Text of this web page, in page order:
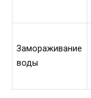
Замораживание
воды